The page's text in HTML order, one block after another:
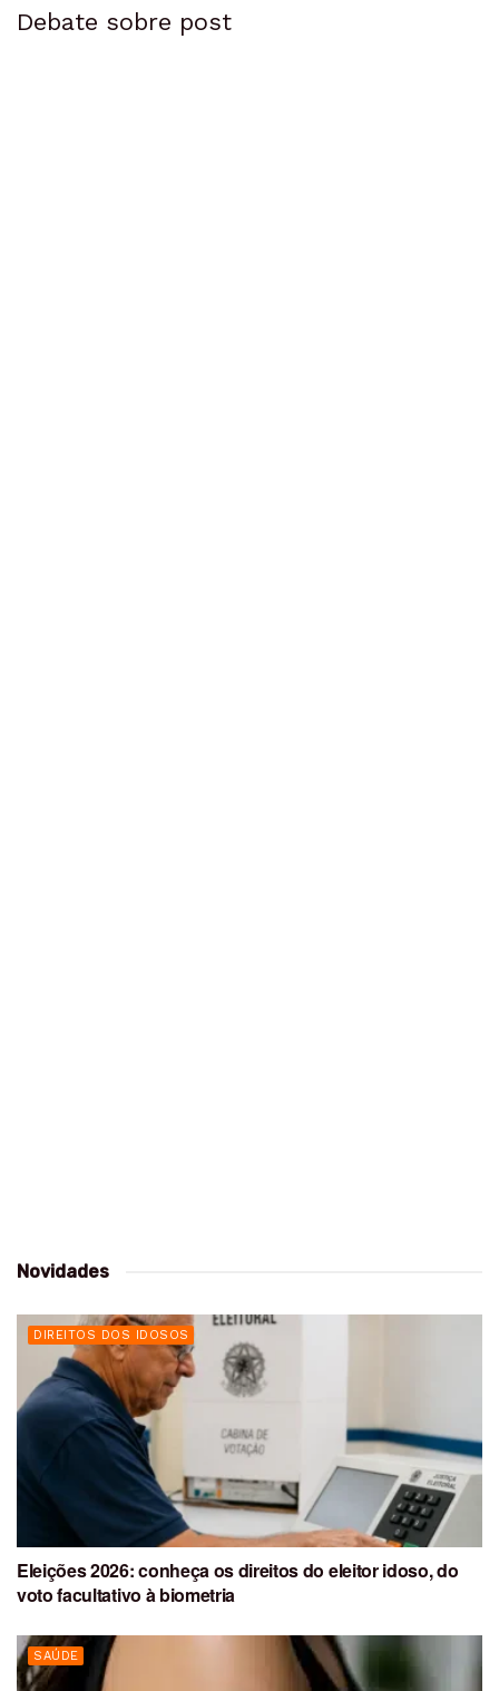
Debate sobre post
Novidades
DIREITOS DOS IDOSOS
Eleições 2026: conheça os direitos do eleitor idoso, do
voto facultativo à biometria
SAÚDE